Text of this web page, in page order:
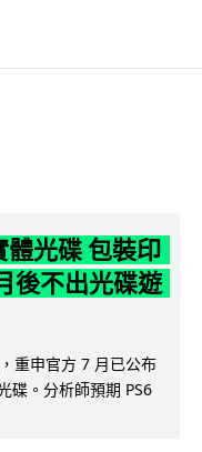
光碟 包裝印
後不出光碟遊
重申官方 7 月已公布
碟。分析師預期 PS6